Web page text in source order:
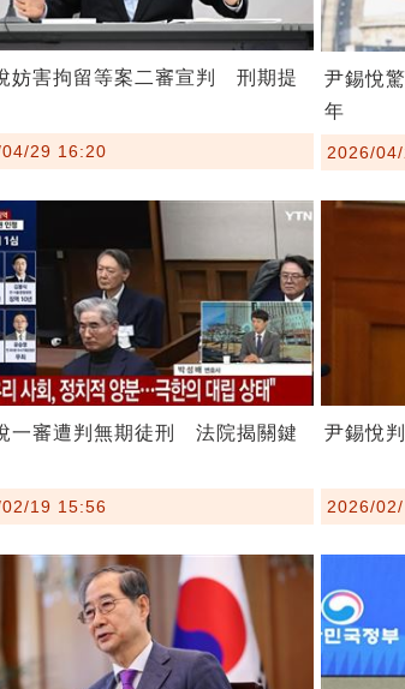
妨害拘留等案二審宣判 刑期提
29 16:20
尹錫悅
年
2026/
一審遭判無期徒刑 法院揭關鍵
19 15:56
尹錫悅
2026/